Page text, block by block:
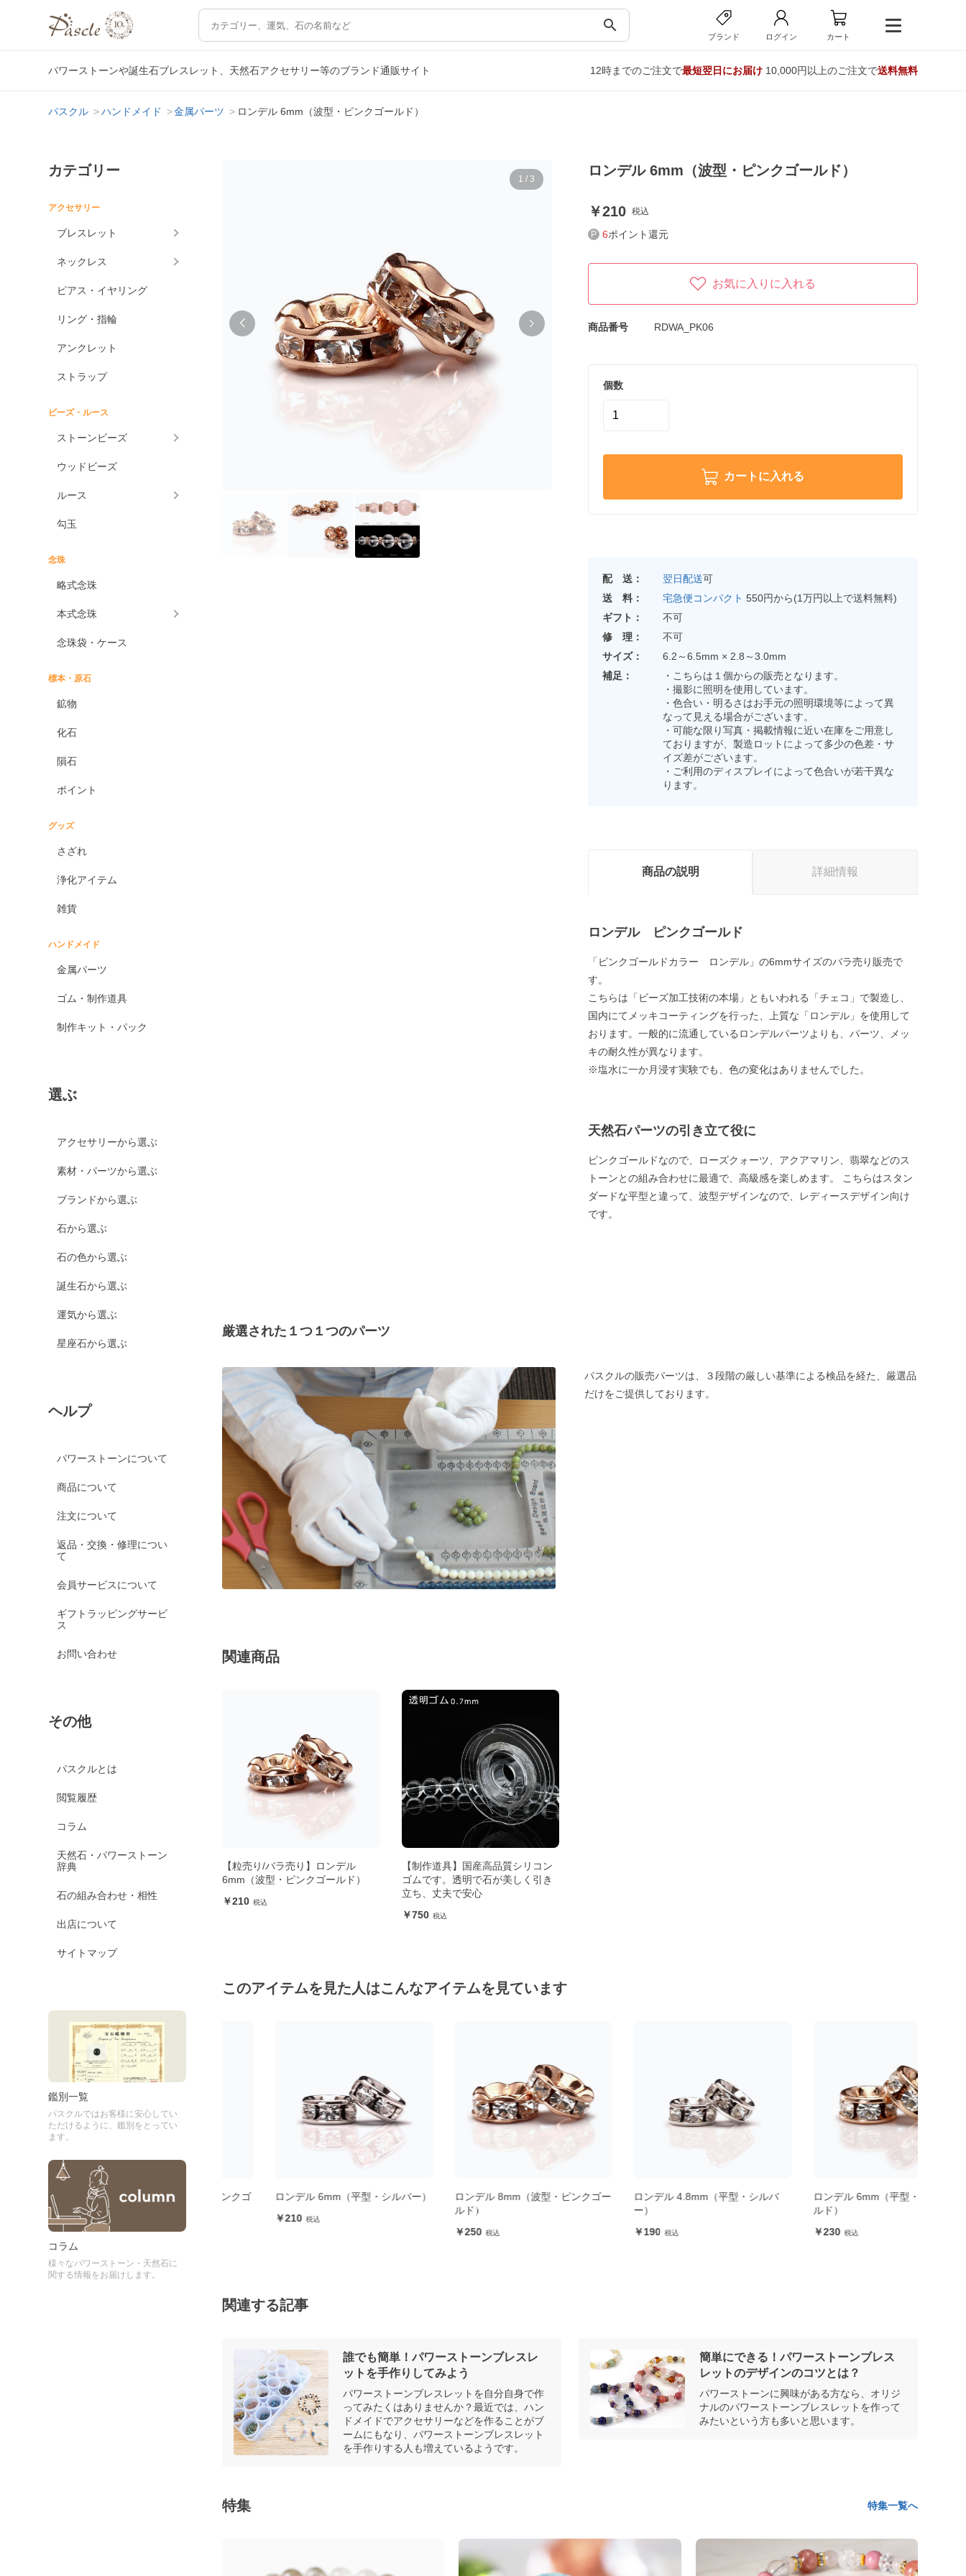
search
ブランド ログイン カート
パワーストーンや誕生石ブレスレット、天然石アクセサリー等のブランド通販サイト 12時までのご注文で最短翌日にお届け10,000円以上のご注文で送料無料
パスクル ハンドメイド 金属パーツ ロンデル 6mm（波型・ピンクゴールド）
カテゴリー
アクセサリー
ブレスレット
ネックレス
ピアス・イヤリング
リング・指輪
アンクレット
ストラップ
ビーズ・ルース
ストーンビーズ
ウッドビーズ
ルース
勾玉
念珠
略式念珠
本式念珠
念珠袋・ケース
標本・原石
鉱物
化石
隕石
ポイント
グッズ
さざれ
浄化アイテム
雑貨
ハンドメイド
金属パーツ
ゴム・制作道具
制作キット・パック
選ぶ
アクセサリーから選ぶ
素材・パーツから選ぶ
ブランドから選ぶ
石から選ぶ
石の色から選ぶ
誕生石から選ぶ
運気から選ぶ
星座石から選ぶ
ヘルプ
パワーストーンについて
商品について
注文について
返品・交換・修理につい
て
会員サービスについて
ギフトラッピングサービ
ス
お問い合わせ
その他
パスクルとは
閲覧履歴
コラム
天然石・パワーストーン
辞典
石の組み合わせ・相性
出店について
サイトマップ
鑑別一覧
パスクルではお客様に安心してい
ただけるように、鑑別をとってい
ます。
コラム
様々なパワーストーン・天然石に
関する情報をお届けします。
1 / 3
ロンデル 6mm（波型・ピンクゴールド）
210 税込
6ポイント還元
お気に入りに入れる
商品番号 RDWA_PK06
個数
カートに入れる
配 送： 翌日配送可
送 料：
宅急便コンパクト 550円から(1万円以上で送料無料)
ギフト：
不可
修 理：
不可
サイズ：
6.2～6.5mm × 2.8～3.0mm
補足：
・こちらは１個からの販売となります。
・撮影に照明を使用しています。
・色合い・明るさはお手元の照明環境等によって異
なって見える場合がございます。
・可能な限り写真・掲載情報に近い在庫をご用意し
ておりますが、製造ロットによって多少の色差・サ
イズ差がございます。
・ご利用のディスプレイによって色合いが若干異な
ります。
商品の説明 詳細情報
ロンデル ピンクゴールド
「ピンクゴールドカラー ロンデル」の6mmサイズのバラ売り販売で
す。
こちらは「ビーズ加工技術の本場」ともいわれる「チェコ」で製造し、
国内にてメッキコーティングを行った、上質な「ロンデル」を使用して
おります。一般的に流通しているロンデルパーツよりも、パーツ、メッ
キの耐久性が異なります。
※塩水に一か月浸す実験でも、色の変化はありませんでした。
天然石パーツの引き立て役に
ピンクゴールドなので、ローズクォーツ、アクアマリン、翡翠などのス
トーンとの組み合わせに最適で、高級感を楽しめます。 こちらはスタン
ダードな平型と違って、波型デザインなので、レディースデザイン向け
です。
厳選された１つ１つのパーツ
パスクルの販売パーツは、３段階の厳しい基準による検品を経た、厳選品
だけをご提供しております。
関連商品
【粒売り/バラ売り】ロンデル
6mm（波型・ピンクゴールド）
210
【制作道具】国産高品質シリコン
ゴムです。透明で石が美しく引き
立ち、丈夫で安心
750
このアイテムを見た人はこんなアイテムを見ています
ロンデル 4.8mm（平型・ピンクゴ
ールド）
210
ロンデル 6mm（平型・シルバー）
ロンデル 8mm（波型・ピンクゴー
ロンデル 4.8mm（平型・シルバ
ロンデル 6mm（平型・ピンクゴー
関連する記事
誰でも簡単！パワーストーンブレスレ
ットを手作りしてみよう
パワーストーンブレスレットを自分自身で作
ってみたくはありませんか？最近では、ハン
ドメイドでアクセサリーなどを作ることがブ
ームにもなり、パワーストーンブレスレット
を手作りする人も増えているようです。
簡単にできる！パワーストーンブレス
レットのデザインのコツとは？
パワーストーンに興味がある方なら、オリジ
ナルのパワーストーンブレスレットを作って
みたいという方も多いと思います。
特集 特集一覧へ